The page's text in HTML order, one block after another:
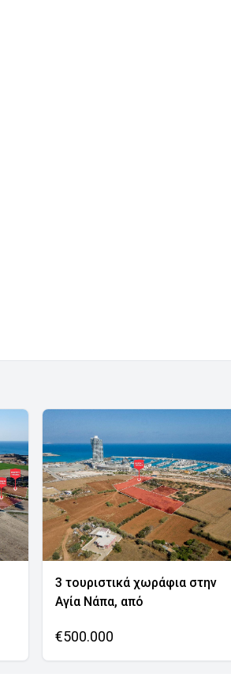
3 τουριστικά χωράφια στην
Αγία Νάπα, από
€500.000